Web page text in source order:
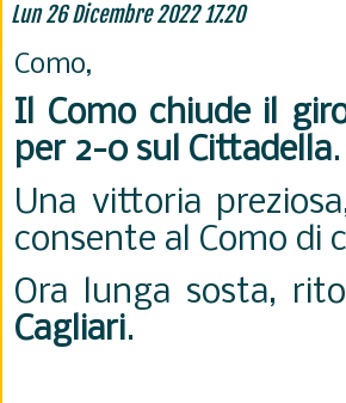
Lun 26 Dicembre 2022 17.20
Como,
Il Como chiude il
per 2-0 sul Cittadella.
Una vittoria
consente al Como di
Ora lunga sosta,
Cagliari.